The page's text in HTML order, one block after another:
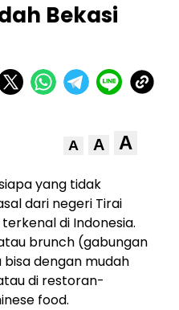
Bekasi
A A A
yang tidak
dari negeri Tirai
di Indonesia.
brunch (gabungan
dengan mudah
di restoran-
food.